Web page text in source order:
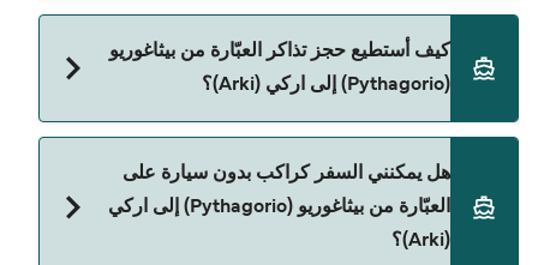
توجد 2 شركات عبّارات معروفة من بيثاغوريو
(Pythagorio) إلى اركي (Arki). وهي:
SAOS Ferries
كيف أستطيع حجز تذاكر العبّارة من بيثاغوريو
(Pythagorio) إلى اركي (Arki)؟
صفحة العروض لمعرفة أحدث التخفيضات.
هل يمكنني السفر كراكب بدون سيارة على
العبّارة من بيثاغوريو (Pythagorio) إلى اركي
(Arki)؟